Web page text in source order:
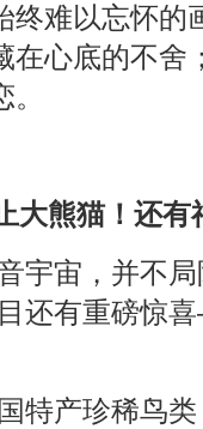
终难以忘怀
在心底的不舍
大熊猫！还有
宇宙，并不
还有重磅惊
特产珍稀鸟